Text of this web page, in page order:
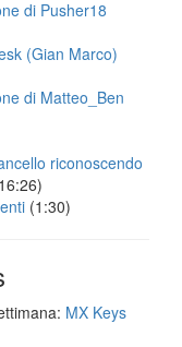
di Pusher18
(Gian Marco)
di Matteo_Ben
riconoscendo
(1:30)
MX Keys